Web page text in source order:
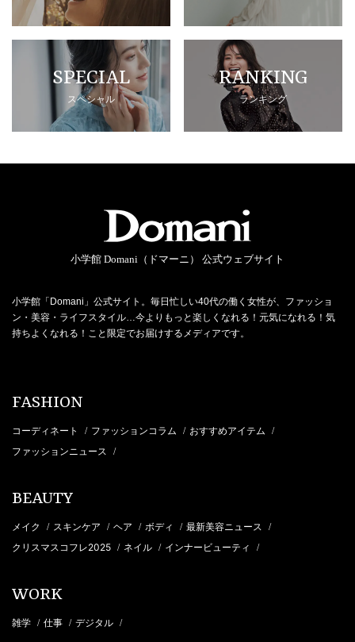
SPECIAL
スペシャル
RANKING
ランキング
小学館 Domani（ドマーニ） 公式ウェブサイト
小学館「Domani」公式サイト。毎日忙しい40代の働く女性が、ファッショ
ン・美容・ライフスタイル…今よりもっと楽しくなれる！元気になれる！気
持ちよくなれる！こと限定でお届けするメディアです。
FASHION
コーディネート / ファッションコラム / おすすめアイテム /
ファッションニュース /
BEAUTY
メイク / スキンケア / ヘア / ボディ / 最新美容ニュース /
クリスマスコフレ2025 / ネイル / インナービューティ /
WORK
雑学 / 仕事 / デジタル /